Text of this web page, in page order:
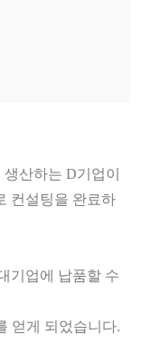
산하는 D기업이
컨설팅을 완료하
기업에 납품할 수
얻게 되었습니다.